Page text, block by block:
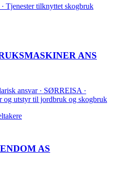
Tjenester tilknyttet skogbruk
ANS
ansvar · SØRREISA ·
og utstyr til jordbruk og skogbruk
AS